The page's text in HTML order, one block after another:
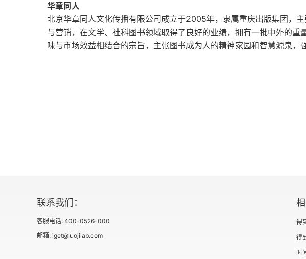
华章同人
北京华章同人文化传播有限公司成立于2005年，隶属重庆出版集团，
与营销，在文学、社科图书领域取得了良好的业绩，拥有一批中外的重
味与市场效益相结合的宗旨，主张图书成为人的精神家园和智慧源泉，
联系我们：
客服电话: 400-0526-000
邮箱: iget@luojilab.com
得
得
时